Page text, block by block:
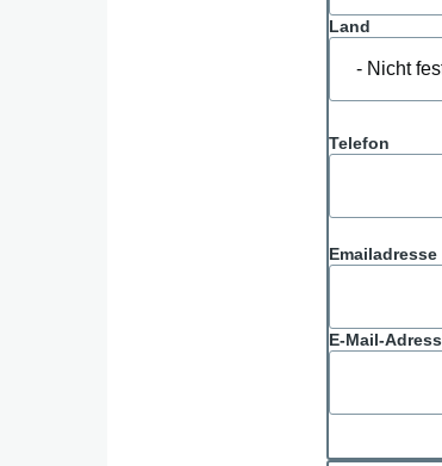
Land
Telefon
Emailadresse
E-Mail-